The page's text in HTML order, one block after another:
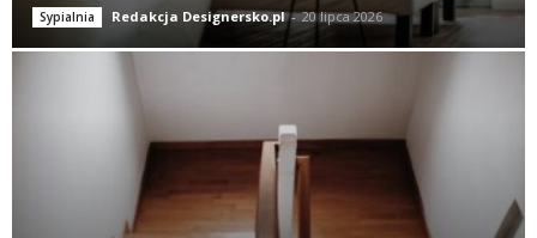
Sypialnia Redakcja Designersko.pl - 20 lipca 2026